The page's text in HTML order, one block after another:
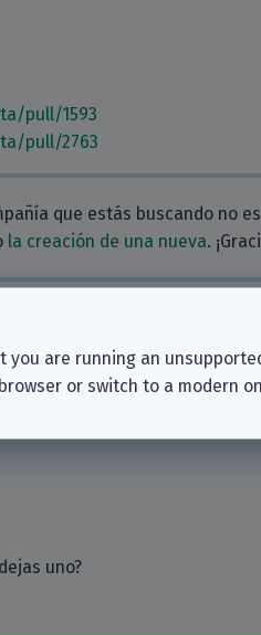
pull/1593
pull/2763
que estás buscando no
la creación de una nueva.
uno?
you are running an
or switch to a modern